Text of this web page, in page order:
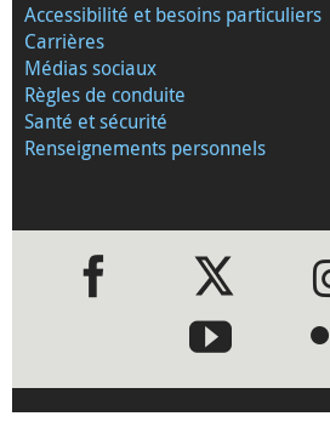
Accessibilité et besoins particuliers
Carrières
Médias sociaux
Règles de conduite
Santé et sécurité
Renseignements personnels
●